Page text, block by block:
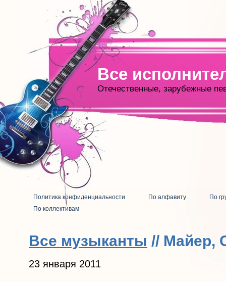
Все
Отечественные, зарубежные
Политика конфиденциальности По алфавиту
По
По коллективам
Все музыканты // Майер,
23 января 2011